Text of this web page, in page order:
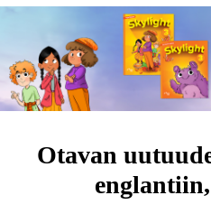
Otavan